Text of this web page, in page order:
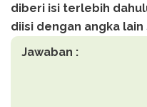
diberi isi terlebih
diisi dengan angka lain
Jawaban :